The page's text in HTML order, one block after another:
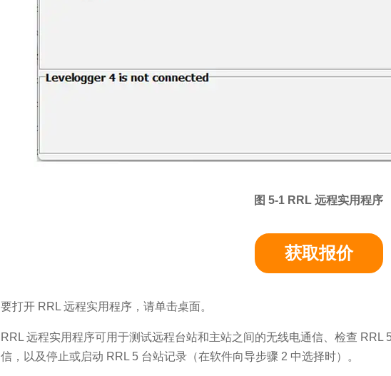
图 5-1 RRL 远程实用程序
获取报价
要打开 RRL 远程实用程序，请单击桌面。
RRL 远程实用程序可用于测试远程台站和主站之间的无线电通信、检查 RRL
信，以及停止或启动 RRL 5 台站记录（在软件向导步骤 2 中选择时）。